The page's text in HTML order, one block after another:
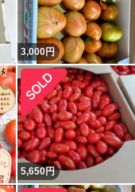
3,000円
5,650円